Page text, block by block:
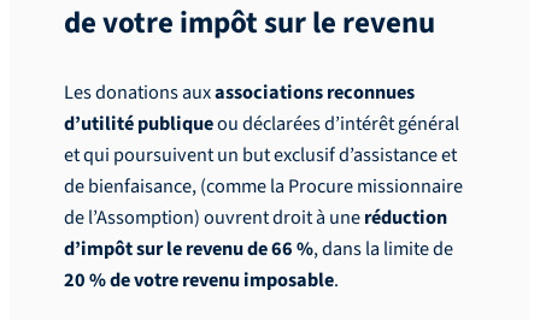
de votre impôt sur le revenu
Les donations auxassociations reconnues
d’utilité publiqueou déclarées d’intérêt général
et qui poursuivent un but exclusif d’assistance et
de bienfaisance, (comme la Procure missionnaire
de l’Assomption) ouvrent droit à uneréduction
d’impôt sur le revenu de 66 %, dans la limite de
20 % de votre revenu imposable.